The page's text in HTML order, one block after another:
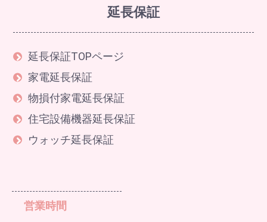
延長保証
延長保証TOPページ
家電延長保証
物損付家電延長保証
住宅設備機器延長保証
ウォッチ延長保証
営業時間